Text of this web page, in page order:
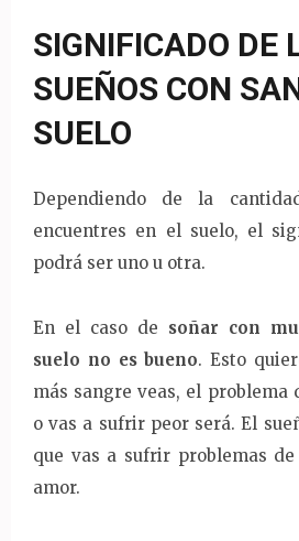
SIGNIFICADO DE
SUEÑOS CON
SUELO
Dependiendo de la
encuentres en el suelo, el
podrá ser uno u otra.
En el caso de soñar con
suelo no es bueno. Esto
más sangre veas, el problema
o vas a sufrir peor será. El
que vas a sufrir problemas
amor.